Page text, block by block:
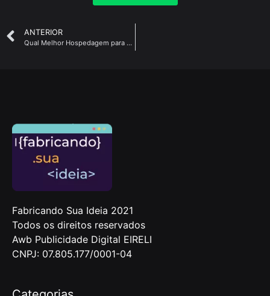
ANTERIOR
Qual Melhor Hospedagem para Loja Virtual 2021 ✅ Melhor Hospedagem Para E Commerce | WooCommerce
Fabricando Sua Ideia 2021
Todos os direitos reservados
Awb Publicidade Digital EIRELI
CNPJ: 07.805.177/0001-04